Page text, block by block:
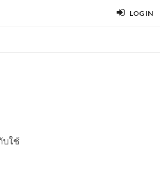
LOG IN
บใช้